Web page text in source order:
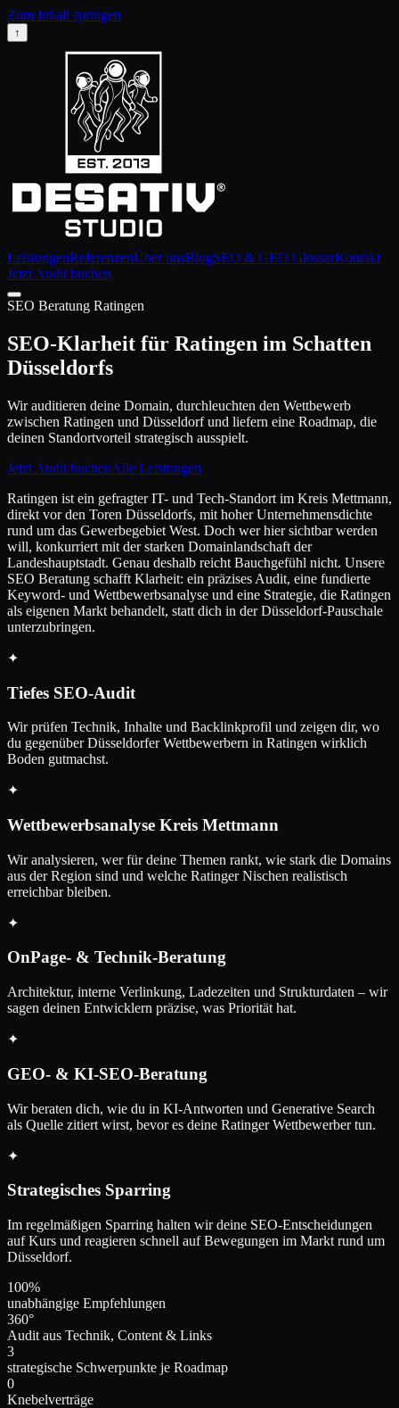
Zum Inhalt springen
↑
LeistungenReferenzenÜber unsBlogSEO & GEO GlossarKontakt
Jetzt Audit buchen
SEO Beratung Ratingen
SEO-Klarheit für Ratingen im Schatten
Düsseldorfs
Wir auditieren deine Domain, durchleuchten den Wettbewerb
zwischen Ratingen und Düsseldorf und liefern eine Roadmap, die
deinen Standortvorteil strategisch ausspielt.
Jetzt Audit buchenAlle Leistungen
Ratingen ist ein gefragter IT- und Tech-Standort im Kreis Mettmann,
direkt vor den Toren Düsseldorfs, mit hoher Unternehmensdichte
rund um das Gewerbegebiet West. Doch wer hier sichtbar werden
will, konkurriert mit der starken Domainlandschaft der
Landeshauptstadt. Genau deshalb reicht Bauchgefühl nicht. Unsere
SEO Beratung schafft Klarheit: ein präzises Audit, eine fundierte
Keyword- und Wettbewerbsanalyse und eine Strategie, die Ratingen
als eigenen Markt behandelt, statt dich in der Düsseldorf-Pauschale
unterzubringen.
✦
Tiefes SEO-Audit
Wir prüfen Technik, Inhalte und Backlinkprofil und zeigen dir, wo
du gegenüber Düsseldorfer Wettbewerbern in Ratingen wirklich
Boden gutmachst.
✦
Wettbewerbsanalyse Kreis Mettmann
Wir analysieren, wer für deine Themen rankt, wie stark die Domains
aus der Region sind und welche Ratinger Nischen realistisch
erreichbar bleiben.
✦
OnPage- & Technik-Beratung
Architektur, interne Verlinkung, Ladezeiten und Strukturdaten – wir
sagen deinen Entwicklern präzise, was Priorität hat.
✦
GEO- & KI-SEO-Beratung
Wir beraten dich, wie du in KI-Antworten und Generative Search
als Quelle zitiert wirst, bevor es deine Ratinger Wettbewerber tun.
✦
Strategisches Sparring
Im regelmäßigen Sparring halten wir deine SEO-Entscheidungen
auf Kurs und reagieren schnell auf Bewegungen im Markt rund um
Düsseldorf.
100%
unabhängige Empfehlungen
360°
Audit aus Technik, Content & Links
3
strategische Schwerpunkte je Roadmap
0
Knebelverträge